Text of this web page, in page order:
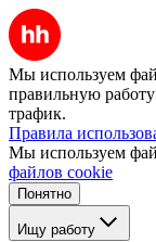
Мы используем
правильную работу
трафик.
Правила
Мы используем
файлов cookie
Понятно
Ищу работу